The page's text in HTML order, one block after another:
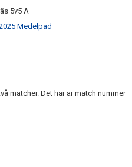
5v5 A
Medelpad
matcher. Det här är match nummer